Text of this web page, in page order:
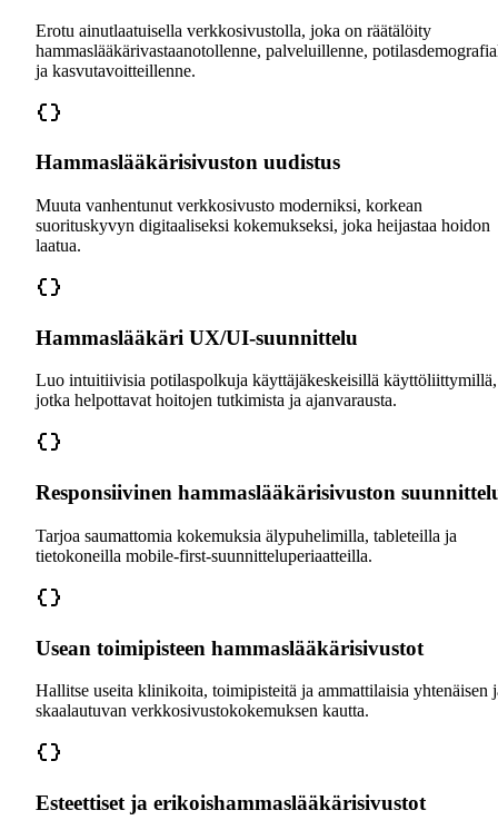
Erotu ainutlaatuisella verkkosivustolla, joka on räätälöity
hammaslääkärivastaanotollenne, palveluillenne,
ja kasvutavoitteillenne.
Hammaslääkärisivuston uudistus
Muuta vanhentunut verkkosivusto moderniksi, korkean
suorituskyvyn digitaaliseksi kokemukseksi, joka heijastaa hoidon
laatua.
Hammaslääkäri UX/UI-suunnittelu
Luo intuitiivisia potilaspolkuja käyttäjäkeskeisillä käyttöliittymillä,
jotka helpottavat hoitojen tutkimista ja ajanvarausta.
Responsiivinen hammaslääkärisivuston
Tarjoa saumattomia kokemuksia älypuhelimilla, tableteilla ja
tietokoneilla mobile-first-suunnitteluperiaatteilla.
Usean toimipisteen hammaslääkärisivustot
Hallitse useita klinikoita, toimipisteitä ja ammattilaisia yhtenäisen
skaalautuvan verkkosivustokokemuksen kautta.
Esteettiset ja erikoishammaslääkärisivustot